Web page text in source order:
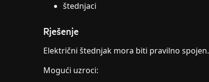
štednjaci
Rješenje
Električni štednjak mora biti pravilno spojen.
Mogući uzroci: